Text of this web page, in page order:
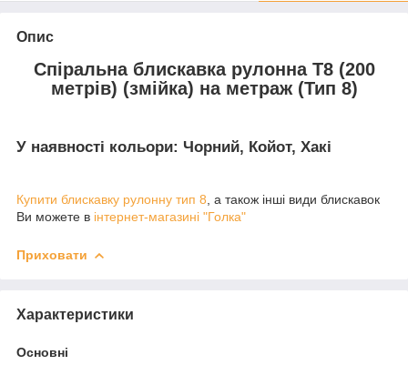
Опис
Спіральна блискавка рулонна Т8 (200
метрів) (змійка) на метраж (Тип 8)
У наявності кольори: Чорний, Койот, Хакі
Купити блискавку рулонну тип 8 , а також інші види блискавок
Ви можете в інтернет-магазині "Голка"
Приховати
Характеристики
Основні